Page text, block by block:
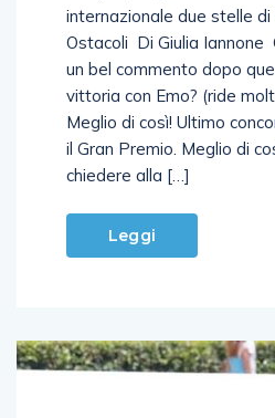
internazionale due stelle
Ostacoli Di Giulia Iannone
un bel commento dopo
vittoria con Emo? (ride
Meglio di così! Ultimo
il Gran Premio. Meglio di
chiedere alla […]
Leggi